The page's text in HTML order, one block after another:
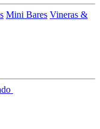
Mini Bares Vineras &